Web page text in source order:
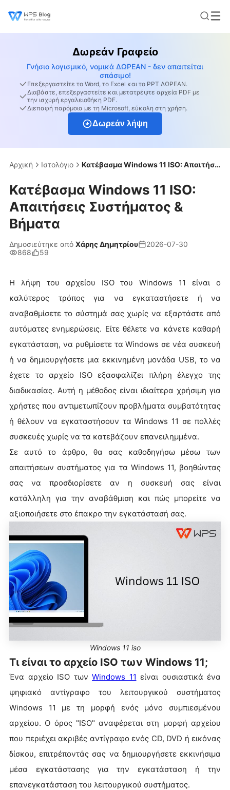
Δωρεάν Γραφείο
Γνήσιο λογισμικό, νομικά ΔΩΡΕΑΝ - δεν απαιτείται
σπάσιμο!
Επεξεργαστείτε το Word, το Excel και το PPT ΔΩΡΕΑΝ.
Διαβάστε, επεξεργαστείτε και μετατρέψτε αρχεία PDF με
την ισχυρή εργαλειοθήκη PDF.
Διεπαφή παρόμοια με τη Microsoft, εύκολη στη χρήση.
Δωρεάν λήψη
Αρχική Ιστολόγιο Κατέβασμα Windows 11 ISO: Απαιτήσεις Συστήματος & Βήματα
Κατέβασμα Windows 11 ISO:
Απαιτήσεις Συστήματος &
Βήματα
Δημοσιεύτηκε από Χάρης Δημητρίου
2026-07-30
868
59
Η λήψη του αρχείου ISO του Windows 11 είναι ο
καλύτερος τρόπος για να εγκαταστήσετε ή να
αναβαθμίσετε το σύστημά σας χωρίς να εξαρτάστε από
αυτόματες ενημερώσεις. Είτε θέλετε να κάνετε καθαρή
εγκατάσταση, να ρυθμίσετε τα Windows σε νέα συσκευή
ή να δημιουργήσετε μια εκκινημένη μονάδα USB, το να
έχετε το αρχείο ISO εξασφαλίζει πλήρη έλεγχο της
διαδικασίας. Αυτή η μέθοδος είναι ιδιαίτερα χρήσιμη για
χρήστες που αντιμετωπίζουν προβλήματα συμβατότητας
ή θέλουν να εγκαταστήσουν τα Windows 11 σε πολλές
συσκευές χωρίς να τα κατεβάζουν επανειλημμένα.
Σε αυτό το άρθρο, θα σας καθοδηγήσω μέσω των
απαιτήσεων συστήματος για τα Windows 11, βοηθώντας
σας να προσδιορίσετε αν η συσκευή σας είναι
κατάλληλη για την αναβάθμιση και πώς μπορείτε να
αξιοποιήσετε στο έπακρο την εγκατάστασή σας.
Windows 11 iso
Τι είναι το αρχείο ISO των Windows 11;
Ένα αρχείο ISO των Windows 11 είναι ουσιαστικά ένα
ψηφιακό αντίγραφο του λειτουργικού συστήματος
Windows 11 με τη μορφή ενός μόνο συμπιεσμένου
αρχείου. Ο όρος "ISO" αναφέρεται στη μορφή αρχείου
που περιέχει ακριβές αντίγραφο ενός CD, DVD ή εικόνας
δίσκου, επιτρέποντάς σας να δημιουργήσετε εκκινήσιμα
μέσα εγκατάστασης για την εγκατάσταση ή την
επανεγκατάσταση του λειτουργικού συστήματος.